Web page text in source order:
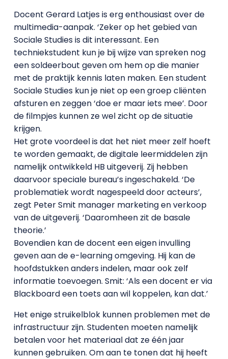
Docent Gerard Latjes is erg enthousiast over de
multimedia-aanpak. ‘Zeker op het gebied van
Sociale Studies is dit interessant. Een
techniekstudent kun je bij wijze van spreken nog
een soldeerbout geven om hem op die manier
met de praktijk kennis laten maken. Een student
Sociale Studies kun je niet op een groep cliënten
afsturen en zeggen ‘doe er maar iets mee’. Door
de filmpjes kunnen ze wel zicht op de situatie
krijgen.
Het grote voordeel is dat het niet meer zelf hoeft
te worden gemaakt, de digitale leermiddelen zijn
namelijk ontwikkeld HB uitgeverij. Zij hebben
daarvoor speciale bureau’s ingeschakeld. ‘De
problematiek wordt nagespeeld door acteurs’,
zegt Peter Smit manager marketing en verkoop
van de uitgeverij. ‘Daaromheen zit de basale
theorie.’
Bovendien kan de docent een eigen invulling
geven aan de e-learning omgeving. Hij kan de
hoofdstukken anders indelen, maar ook zelf
informatie toevoegen. Smit: ‘Als een docent er via
Blackboard een toets aan wil koppelen, kan dat.’
Het enige struikelblok kunnen problemen met de
infrastructuur zijn. Studenten moeten namelijk
betalen voor het materiaal dat ze één jaar
kunnen gebruiken. Om aan te tonen dat hij heeft